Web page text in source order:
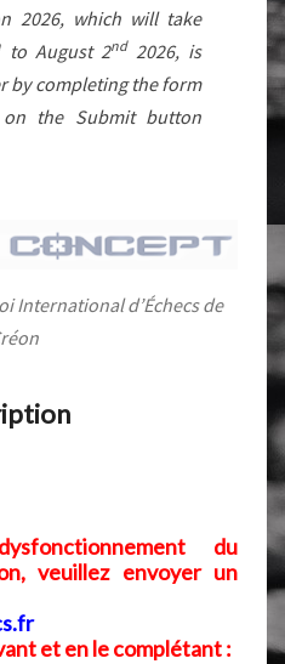
2026, which will take
to August 2nd2026, is
by completing the form
the Submit button
International d’Échecs de
du
veuillez envoyer un
et en le complétant :